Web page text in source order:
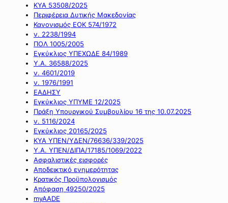
ΚΥΑ 53508/2025
Περιφέρεια Δυτικής Μακεδονίας
Κανονισμός ΕΟΚ 574/1972
ν. 2238/1994
ΠΟΛ 1005/2005
Εγκύκλιος ΥΠΕΧΩΔΕ 84/1989
Υ.Α. 36588/2025
ν. 4601/2019
ν. 1976/1991
ΕΑΔΗΣΥ
Εγκύκλιος ΥΠΥΜΕ 12/2025
Πράξη Υπουργικού Συμβουλίου 16 της 10.07.2025
ν. 5116/2024
Εγκύκλιος 20165/2025
ΚΥΑ ΥΠΕΝ/ΥΔΕΝ/76636/339/2025
Υ.Α. ΥΠΕΝ/ΔΙΠΑ/17185/1069/2022
Ασφαλιστικές εισφορές
Αποδεικτικό ενημερότητας
Κρατικός Προϋπολογισμός
Απόφαση 49250/2025
myAADE